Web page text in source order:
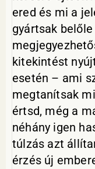
ered és mi a
gyártsak
kitekintést
esetén – ami
megtanítsak
értsd, még a
néhány igen
túlzás azt
érzés új